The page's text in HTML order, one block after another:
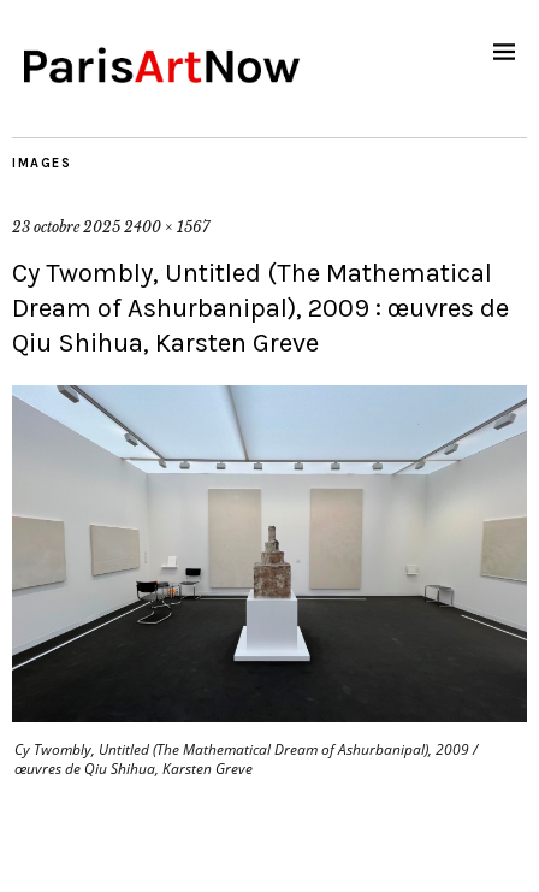
IMAGES
23 octobre 2025 2400 × 1567
Cy Twombly, Untitled (The Mathematical
Dream of Ashurbanipal), 2009 : œuvres de
Qiu Shihua, Karsten Greve
Cy Twombly, Untitled (The Mathematical Dream of Ashurbanipal), 2009 /
œuvres de Qiu Shihua, Karsten Greve